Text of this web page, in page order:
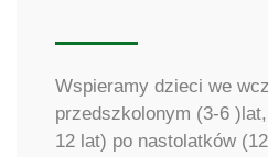
Wspieramy dzieci we
przedszkolonym (3-6
12 lat) po nastolatków